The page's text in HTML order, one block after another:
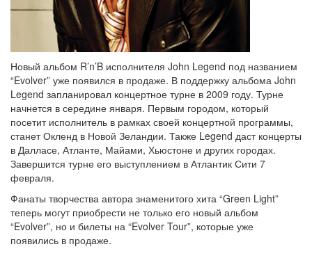
Новый альбом R’n’B исполнителя John Legend под названием
“Evolver” уже появился в продаже. В поддержку альбома John
Legend запланировал концертное турне в 2009 году. Турне
начнется в середине января. Первым городом, который
посетит исполнитель в рамках своей концертной программы,
станет Окленд в Новой Зеландии. Также Legend даст концерты
в Далласе, Атланте, Майами, Хьюстоне и других городах.
Завершится турне его выступлением в Атлантик Сити 7
февраля.
Фанаты творчества автора знаменитого хита “Green Light”
теперь могут приобрести не только его новый альбом
“Evolver”, но и билеты на “Evolver Tour”, которые уже
появились в продаже.